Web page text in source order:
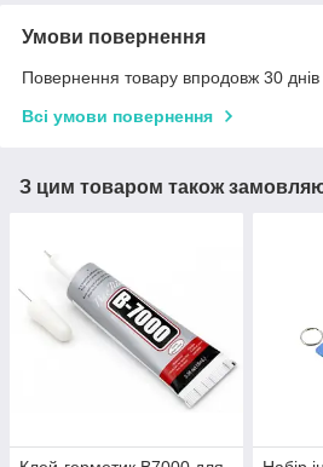
Умови повернення
Повернення товару впродовж 30
Всі умови повернення
З цим товаром також